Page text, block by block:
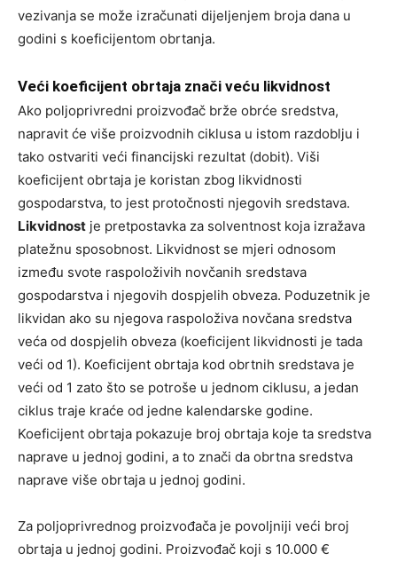
vezivanja se može izračunati dijeljenjem broja dana u
godini s koeficijentom obrtanja.
Veći koeficijent obrtaja znači veću likvidnost
Ako poljoprivredni proizvođač brže obrće sredstva,
napravit će više proizvodnih ciklusa u istom razdoblju i
tako ostvariti veći financijski rezultat (dobit). Viši
koeficijent obrtaja je koristan zbog likvidnosti
gospodarstva, to jest protočnosti njegovih sredstava.
Likvidnost je pretpostavka za solventnost koja izražava
platežnu sposobnost. Likvidnost se mjeri odnosom
između svote raspoloživih novčanih sredstava
gospodarstva i njegovih dospjelih obveza. Poduzetnik je
likvidan ako su njegova raspoloživa novčana sredstva
veća od dospjelih obveza (koeficijent likvidnosti je tada
veći od 1). Koeficijent obrtaja kod obrtnih sredstava je
veći od 1 zato što se potroše u jednom ciklusu, a jedan
ciklus traje kraće od jedne kalendarske godine.
Koeficijent obrtaja pokazuje broj obrtaja koje ta sredstva
naprave u jednoj godini, a to znači da obrtna sredstva
naprave više obrtaja u jednoj godini.
Za poljoprivrednog proizvođača je povoljniji veći broj
obrtaja u jednoj godini. Proizvođač koji s 10.000 €